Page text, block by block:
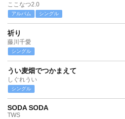
ここなつ2.0
アルバム シングル
祈り
藤川千愛
シングル
うい麦畑でつかまえて
しぐれうい
シングル
SODA SODA
TWS